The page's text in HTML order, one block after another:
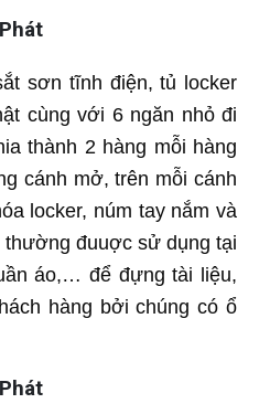
sơn tĩnh điện, tủ locker
cùng với 6 ngăn nhỏ đi
thành 2 hàng mỗi hàng
cánh mở, trên mỗi cánh
locker, núm tay nắm và
thường đuuợc sử dụng tại
áo,… để đựng tài liệu,
hàng bởi chúng có ổ